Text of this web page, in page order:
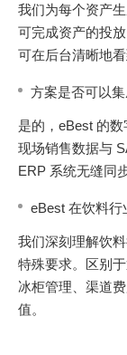
我们为每个资产
可完成资产的投
可在后台清晰地
方案是否可以
是的，eBest 的
现场销售数据与
ERP 系统无缝同
eBest 在饮料行
我们深刻理解饮
特殊要求。区别
冰柜管理、渠道
值。